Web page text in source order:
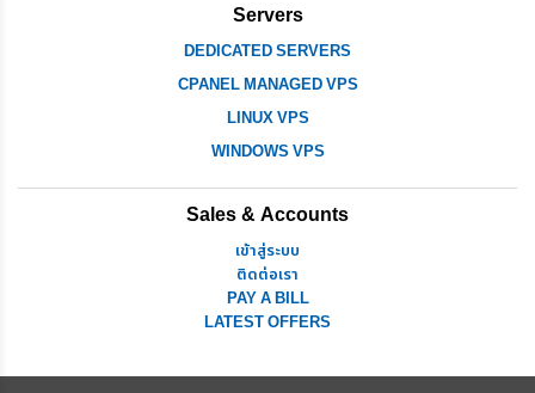
Servers
DEDICATED SERVERS
CPANEL MANAGED VPS
LINUX VPS
WINDOWS VPS
Sales & Accounts
เข้าสู่ระบบ
ติดต่อเรา
PAY A BILL
LATEST OFFERS